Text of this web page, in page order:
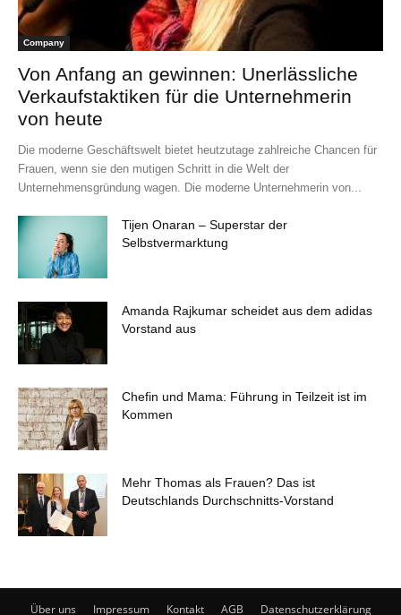
Company
Von Anfang an gewinnen: Unerlässliche
Verkaufstaktiken für die Unternehmerin
von heute
Die moderne Geschäftswelt bietet heutzutage zahlreiche Chancen für
Frauen, wenn sie den mutigen Schritt in die Welt der
Unternehmensgründung wagen. Die moderne Unternehmerin von...
Tijen Onaran – Superstar der
Selbstvermarktung
Amanda Rajkumar scheidet aus dem adidas
Vorstand aus
Chefin und Mama: Führung in Teilzeit ist im
Kommen
Mehr Thomas als Frauen? Das ist
Deutschlands Durchschnitts-Vorstand
Über uns Impressum Kontakt AGB Datenschutzerklärung